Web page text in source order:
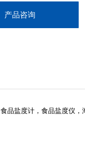
产品咨询
品盐度计，食品盐度仪